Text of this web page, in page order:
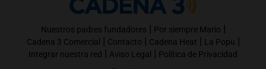
Nuestros padres fundadores | Por siempre Mario |
Cadena 3 Comercial | Contacto | Cadena Heat | La Popu |
Integrar nuestra red | Aviso Legal | Política de Privacidad